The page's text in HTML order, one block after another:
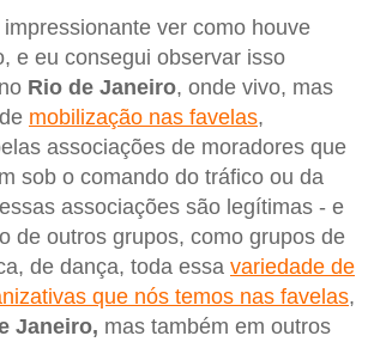
impressionante ver como houve
e eu consegui observar isso
Rio de Janeiro, onde vivo, mas
mobilização nas favelas,
associações de moradores que
sob o comando do tráfico ou da
associações são legítimas - e
de outros grupos, como grupos de
de dança, toda essa variedade de
que nós temos nas favelas,
Janeiro, mas também em outros